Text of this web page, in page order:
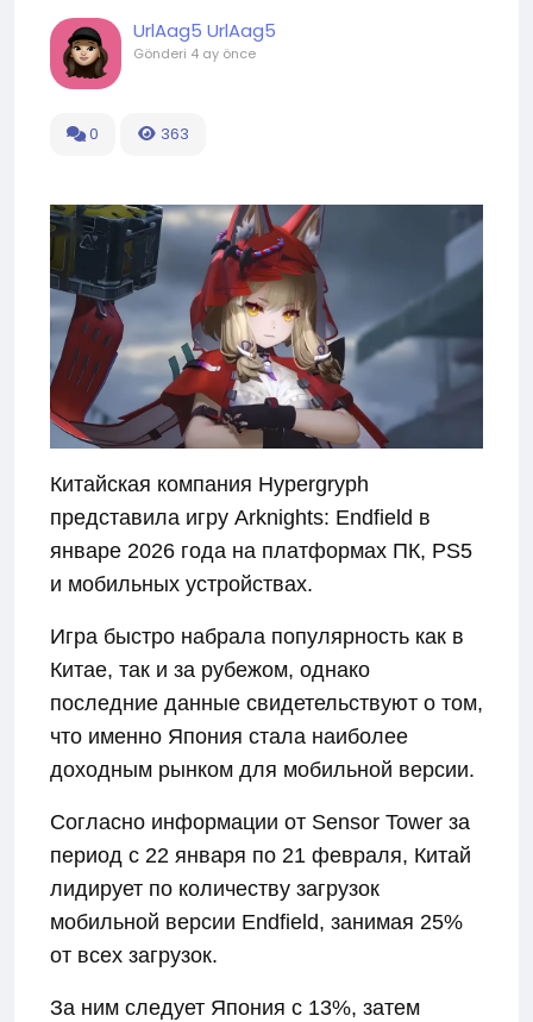
UrlAag5 UrlAag5
Gönderi 4 ay önce
0 363
Китайская компания Hypergryph
представила игру Arknights: Endfield в
январе 2026 года на платформах ПК, PS5
и мобильных устройствах.
Игра быстро набрала популярность как в
Китае, так и за рубежом, однако
последние данные свидетельствуют о том,
что именно Япония стала наиболее
доходным рынком для мобильной версии.
Согласно информации от Sensor Tower за
период с 22 января по 21 февраля, Китай
лидирует по количеству загрузок
мобильной версии Endfield, занимая 25%
от всех загрузок.
За ним следует Япония с 13%, затем